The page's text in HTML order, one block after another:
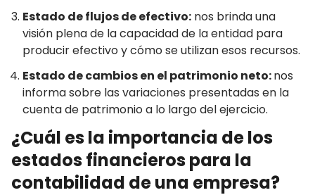
Estado de flujos de efectivo: nos brinda una
visión plena de la capacidad de la entidad para
producir efectivo y cómo se utilizan esos recursos.
Estado de cambios en el patrimonio neto:nos
informa sobre las variaciones presentadas en la
cuenta de patrimonio a lo largo del ejercicio.
¿Cuál es la importancia de los
estados financieros para la
contabilidad de una empresa?